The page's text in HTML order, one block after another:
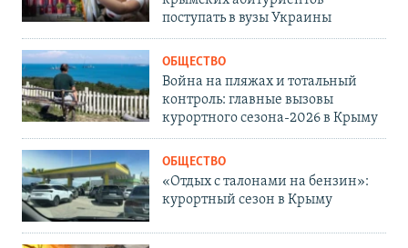
поступать в вузы Украины
ОБЩЕСТВО
Война на пляжах и тотальный
контроль: главные вызовы
курортного сезона-2026 в Крыму
ОБЩЕСТВО
«Отдых с талонами на бензин»:
курортный сезон в Крыму